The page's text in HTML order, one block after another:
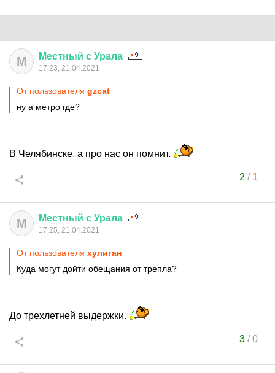
М Местный с Урала
17:23, 21.04.2021
От пользователя gzcat
ну а метро где?
В Челябинске, а про нас он помнит.
2 / 1
М Местный с Урала
17:25, 21.04.2021
От пользователя хулиган
Куда могут дойти обещания от трепла?
До трехлетней выдержки.
3/0